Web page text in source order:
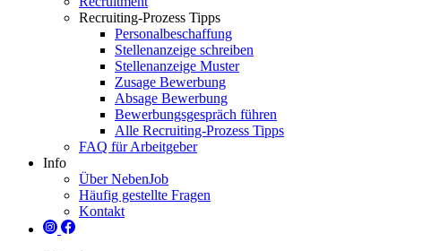
Recruiting-Prozess Tipps
Personalbeschaffung
Stellenanzeige schreiben
Stellenanzeige Muster
Zusage Bewerbung
Absage Bewerbung
Bewerbungsgespräch führen
Alle Recruiting-Prozess Tipps
FAQ für Arbeitgeber
Info
Über NebenJob
Häufig gestellte Fragen
Kontakt